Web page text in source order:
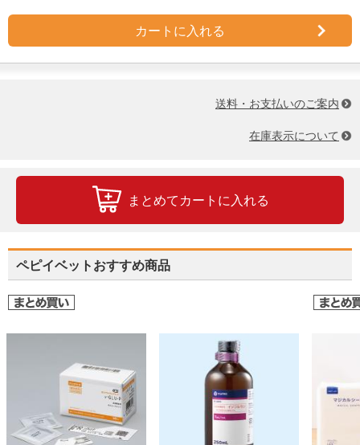
カートに入れる
送料・お支払いのご案内
在庫表示について
まとめてカートに入れる
ペピイベットおすすめ商品